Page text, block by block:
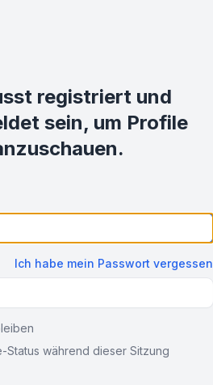
registriert und
sein, um Profile
Ich habe mein Passwort vergessen
Status während dieser Sitzung